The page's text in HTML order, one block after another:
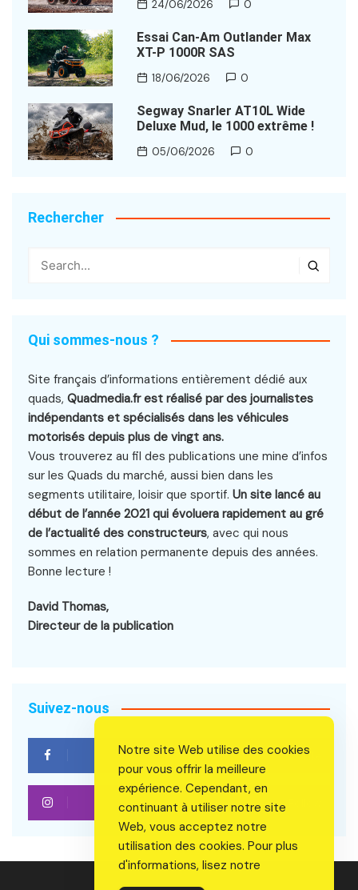
24/06/2026 0
Essai Can-Am Outlander Max
XT-P 1000R SAS
18/06/2026 0
Segway Snarler AT10L Wide
Deluxe Mud, le 1000 extrême !
05/06/2026 0
Rechercher
Qui sommes-nous ?
Site français d’informations entièrement dédié aux
quads, Quadmedia.fr est réalisé par des journalistes
indépendants et spécialisés dans les véhicules
motorisés depuis plus de vingt ans.
Vous trouverez au fil des publications une mine d’infos
sur les Quads du marché, aussi bien dans les
segments utilitaire, loisir que sportif. Un site lancé au
début de l’année 2021 qui évoluera rapidement au gré
de l’actualité des constructeurs, avec qui nous
sommes en relation permanente depuis des années.
Bonne lecture !
David Thomas,
Directeur de la publication
Suivez-nous
Like
Notre site Web utilise des cookies
pour vous offrir la meilleure
expérience. Cependant, en
continuant à utiliser notre site
Web, vous acceptez notre
utilisation des cookies. Pour plus
d'informations, lisez notre